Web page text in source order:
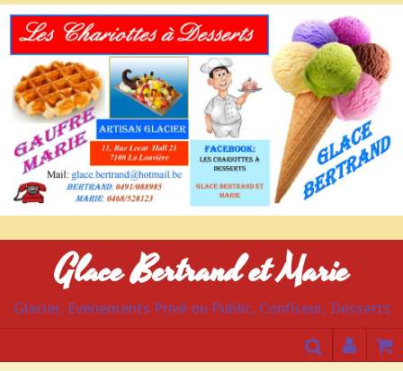
Glace Bertrand et Marie
Glacier, Evènements Privé ou Public, Confiseur, Desserts